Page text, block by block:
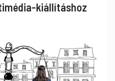
kiállításhoz